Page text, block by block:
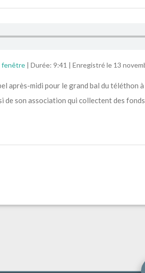
fenêtre| Durée: 9:41 | Enregistré le 13
après-midi pour le grand bal du téléthon
de son association qui collectent des